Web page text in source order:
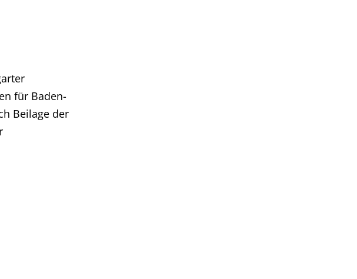
für Baden-
Beilage der